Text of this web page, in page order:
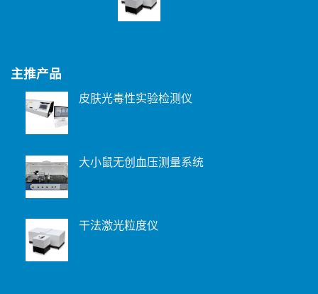
主推产品
皮肤光毒性实验检测仪
大小鼠无创血压测量系统
干法激光粒度仪